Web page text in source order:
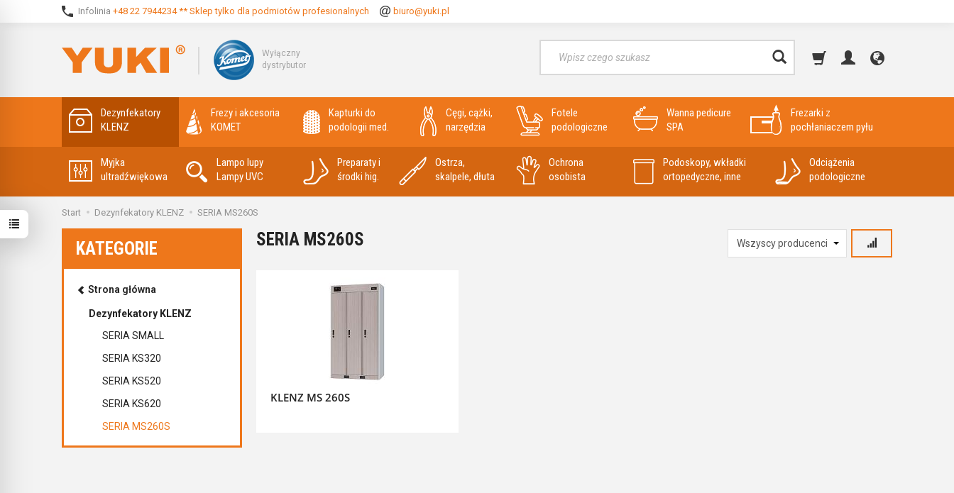
Infolinia +48 22 7944234 ** Sklep tylko dla podmiotów profesionalnych biuro@yuki.pl
Wyłączny
dystrybutor
Dezynfekatory
KLENZ
Frezy i akcesoria
KOMET
Kapturki do
podologii med.
Cęgi, cążki,
narzędzia
Fotele
podologiczne
Wanna pedicure
SPA
Frezarki z
pochłaniaczem pyłu
Myjka
ultradźwiękowa
Lampo lupy
Lampy UVC
Preparaty i
środki hig.
Ostrza,
skalpele, dłuta
Ochrona
osobista
Podoskopy, wkładki
ortopedyczne, inne
Odciążenia
podologiczne
Start Dezynfekatory KLENZ SERIA MS260S
SERIA MS260S
KLENZ MS 260S
KATEGORIE
Strona główna
Dezynfekatory KLENZ
SERIA SMALL
SERIA KS320
SERIA KS520
SERIA KS620
SERIA MS260S